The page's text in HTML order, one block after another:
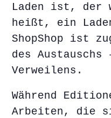
Laden ist, der
heißt, ein
ShopShop ist
des
Verweilens.
Während
Arbeiten, die